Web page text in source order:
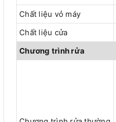
Chất liệu vỏ máy
Chất liệu cửa
Chương trình rửa